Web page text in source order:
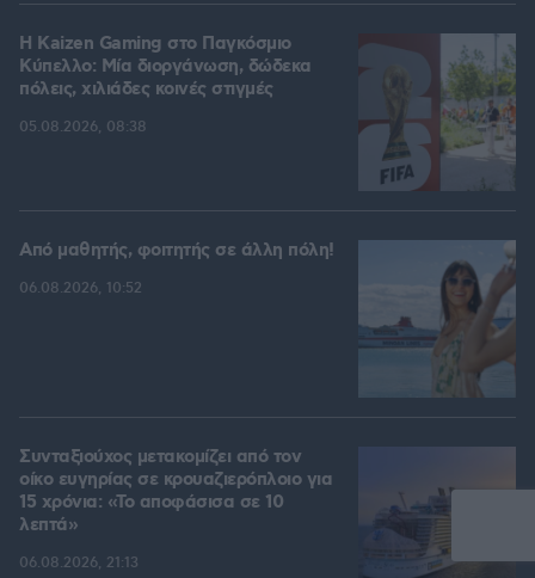
H Kaizen Gaming στο Παγκόσμιο
Kύπελλο: Μία διοργάνωση, δώδεκα
πόλεις, χιλιάδες κοινές στιγμές
05.08.2026, 08:38
Από μαθητής, φοιτητής σε άλλη πόλη!
06.08.2026, 10:52
Συνταξιούχος μετακομίζει από τον
οίκο ευγηρίας σε κρουαζιερόπλοιο για
15 χρόνια: «Το αποφάσισα σε 10
λεπτά»
06.08.2026, 21:13